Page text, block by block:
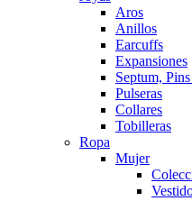
Aros
Anillos
Earcuffs
Expansiones
Septum,
Pulseras
Collares
Tobilleras
Ropa
Mujer